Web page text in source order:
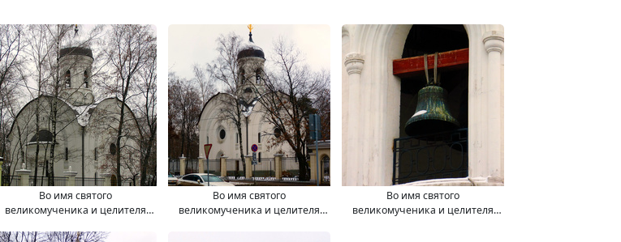
Во имя святого
великомученика и целителя
Во имя святого
великомученика и целителя
Во имя святого
великомученика и целителя